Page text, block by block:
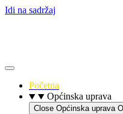
Idi na sadržaj
Početna
Općinska uprava
Close Općinska uprava